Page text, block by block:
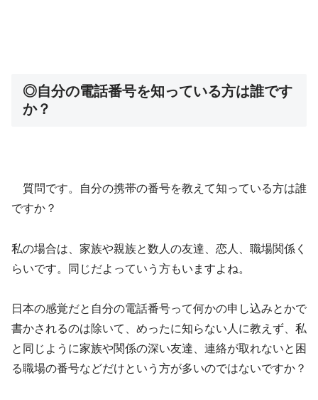
◎自分の電話番号を知っている方は誰です
か？
質問です。自分の携帯の番号を教えて知っている方は誰
ですか？
私の場合は、家族や親族と数人の友達、恋人、職場関係く
らいです。同じだよっていう方もいますよね。
日本の感覚だと自分の電話番号って何かの申し込みとかで
書かされるのは除いて、めったに知らない人に教えず、私
と同じように家族や関係の深い友達、連絡が取れないと困
る職場の番号などだけという方が多いのではないですか？